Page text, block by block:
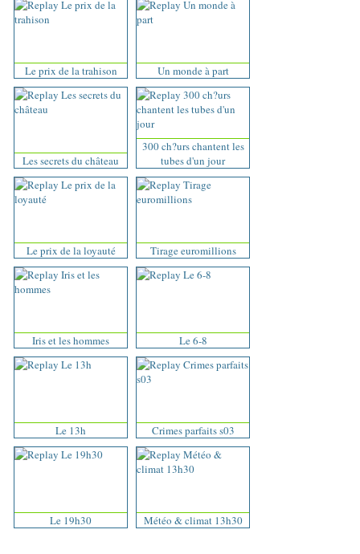
Le prix de la trahison Un monde à part
Les secrets du château
300 ch?urs chantent les
tubes d'un jour
Le prix de la loyauté Tirage euromillions
Iris et les hommes Le 6-8
Le 13h Crimes parfaits s03
Le 19h30 Météo & climat 13h30